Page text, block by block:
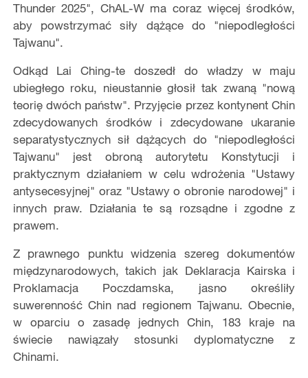
Thunder 2025", ChAL-W ma coraz więcej środków,
aby powstrzymać siły dążące do "niepodległości
Tajwanu".
Odkąd Lai Ching-te doszedł do władzy w maju
ubiegłego roku, nieustannie głosił tak zwaną "nową
teorię dwóch państw". Przyjęcie przez kontynent Chin
zdecydowanych środków i zdecydowane ukaranie
separatystycznych sił dążących do "niepodległości
Tajwanu" jest obroną autorytetu Konstytucji i
praktycznym działaniem w celu wdrożenia "Ustawy
antysecesyjnej" oraz "Ustawy o obronie narodowej" i
innych praw. Działania te są rozsądne i zgodne z
prawem.
Z prawnego punktu widzenia szereg dokumentów
międzynarodowych, takich jak Deklaracja Kairska i
Proklamacja Poczdamska, jasno określiły
suwerenność Chin nad regionem Tajwanu. Obecnie,
w oparciu o zasadę jednych Chin, 183 kraje na
świecie nawiązały stosunki dyplomatyczne z
Chinami.